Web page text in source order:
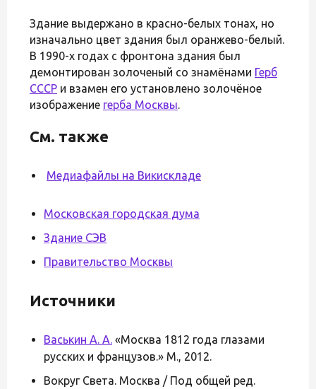
Здание выдержано в красно-белых тонах, но
изначально цвет здания был оранжево-белый.
В 1990-х годах с фронтона здания был
демонтирован золоченый со знамёнами Герб
СССР и взамен его установлено золочёное
изображение герба Москвы.
См. также
Медиафайлы на Викискладе
Московская городская дума
Здание СЭВ
Правительство Москвы
Источники
Васькин А. А. «Москва 1812 года глазами
русских и французов.» М., 2012.
Вокруг Света. Москва / Под общей ред.